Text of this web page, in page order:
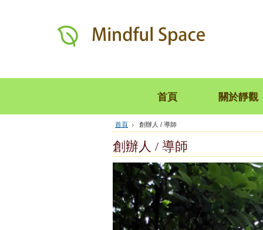
首頁 關於靜觀
首頁 創辦人 / 導師
創辦人 / 導師